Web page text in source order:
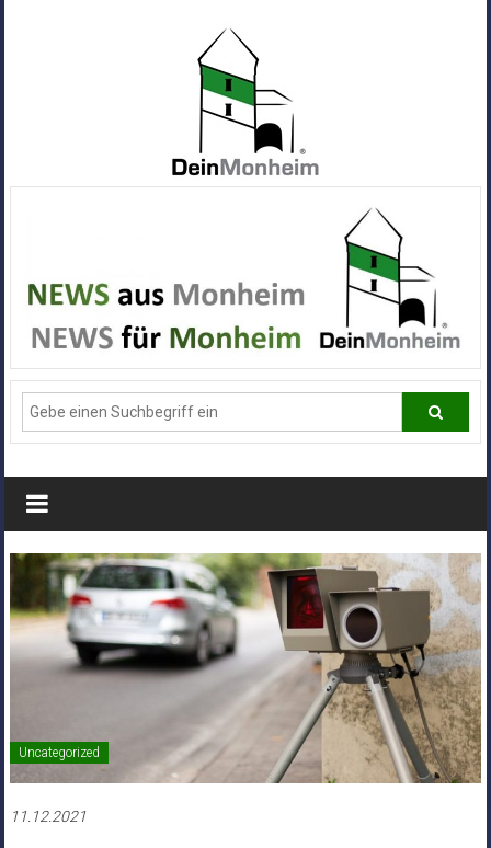
Alle
News
aus
Deiner
Stadt
Monheim
Uncategorized
11.12.2021